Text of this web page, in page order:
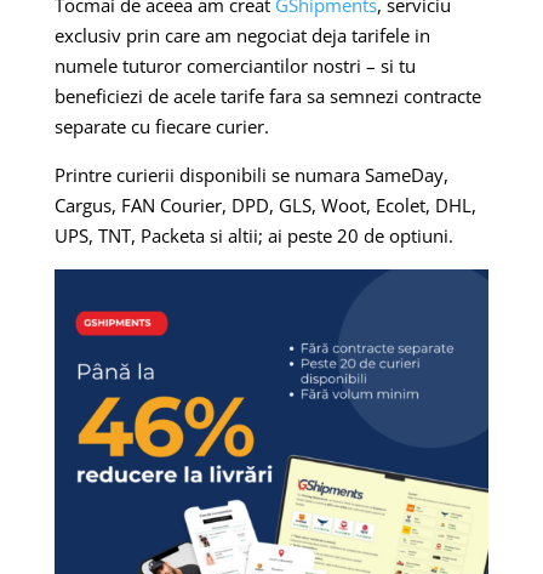
exclusiv prin care am negociat deja tarifele in
numele tuturor comerciantilor nostri – si tu
beneficiezi de acele tarife fara sa semnezi contracte
separate cu fiecare curier.
Printre curierii disponibili se numara SameDay,
Cargus, FAN Courier, DPD, GLS, Woot, Ecolet, DHL,
UPS, TNT, Packeta si altii; ai peste 20 de optiuni.